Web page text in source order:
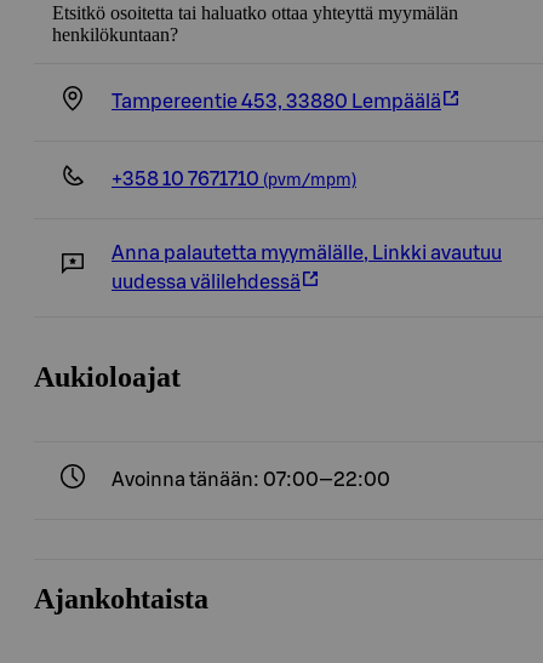
Etsitkö osoitetta tai haluatko ottaa yhteyttä myymälän
henkilökuntaan?
Tampereentie 453, 33880 Lempäälä
+358 10 7671710 (pvm/mpm)
Anna palautetta myymälälle, Linkki avautuu
uudessa välilehdessä
Aukioloajat
Avoinna tänään: 07:00—22:00
Ajankohtaista